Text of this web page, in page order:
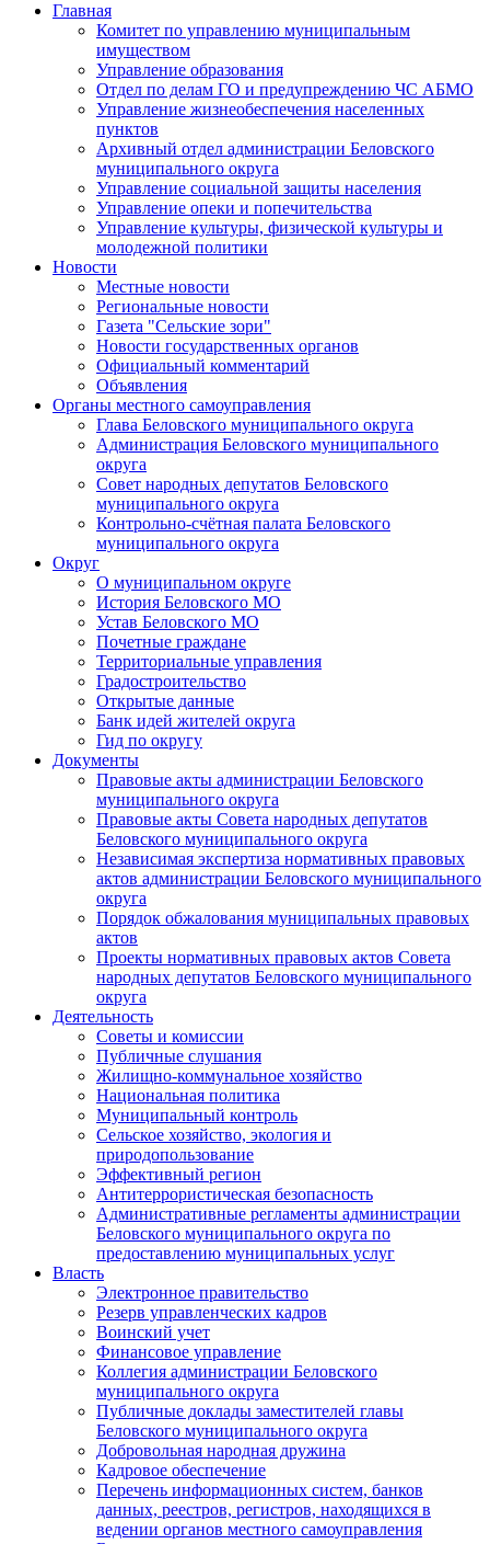
Главная
Комитет по управлению муниципальным
имуществом
Управление образования
Отдел по делам ГО и предупреждению ЧС АБМО
Управление жизнеобеспечения населенных
пунктов
Архивный отдел администрации Беловского
муниципального округа
Управление социальной защиты населения
Управление опеки и попечительства
Управление культуры, физической культуры и
молодежной политики
Новости
Местные новости
Региональные новости
Газета "Сельские зори"
Новости государственных органов
Официальный комментарий
Объявления
Органы местного самоуправления
Глава Беловского муниципального округа
Администрация Беловского муниципального
округа
Совет народных депутатов Беловского
муниципального округа
Контрольно-счётная палата Беловского
муниципального округа
Округ
О муниципальном округе
История Беловского МО
Устав Беловского МО
Почетные граждане
Территориальные управления
Градостроительство
Открытые данные
Банк идей жителей округа
Гид по округу
Документы
Правовые акты администрации Беловского
муниципального округа
Правовые акты Совета народных депутатов
Беловского муниципального округа
Независимая экспертиза нормативных правовых
актов администрации Беловского муниципального
округа
Порядок обжалования муниципальных правовых
актов
Проекты нормативных правовых актов Совета
народных депутатов Беловского муниципального
округа
Деятельность
Советы и комиссии
Публичные слушания
Жилищно-коммунальное хозяйство
Национальная политика
Муниципальный контроль
Сельское хозяйство, экология и
природопользование
Эффективный регион
Антитеррористическая безопасность
Административные регламенты администрации
Беловского муниципального округа по
предоставлению муниципальных услуг
Власть
Электронное правительство
Резерв управленческих кадров
Воинский учет
Финансовое управление
Коллегия администрации Беловского
муниципального округа
Публичные доклады заместителей главы
Беловского муниципального округа
Добровольная народная дружина
Кадровое обеспечение
Перечень информационных систем, банков
данных, реестров, регистров, находящихся в
ведении органов местного самоуправления